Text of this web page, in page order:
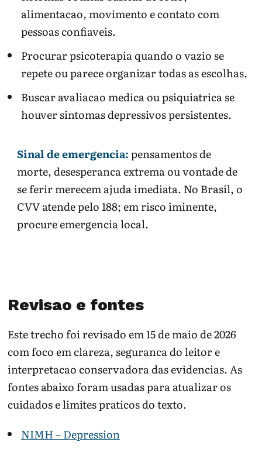
alimentacao, movimento e contato com
pessoas confiaveis.
Procurar psicoterapia quando o vazio se
repete ou parece organizar todas as escolhas.
Buscar avaliacao medica ou psiquiatrica se
houver sintomas depressivos persistentes.
Sinal de emergencia:pensamentos de
morte, desesperanca extrema ou vontade de
se ferir merecem ajuda imediata. No Brasil, o
CVV atende pelo 188; em risco iminente,
procure emergencia local.
Revisao e fontes
Este trecho foi revisado em 15 de maio de 2026
com foco em clareza, seguranca do leitor e
interpretacao conservadora das evidencias. As
fontes abaixo foram usadas para atualizar os
cuidados e limites praticos do texto.
NIMH – Depression